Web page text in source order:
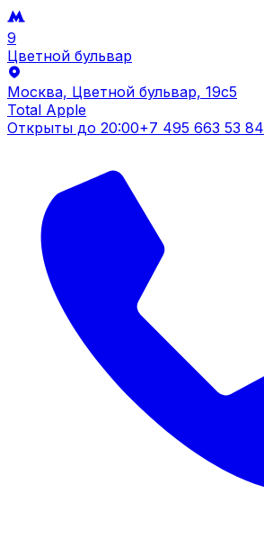
9
Цветной бульвар
Москва, Цветной бульвар, 19c5
Total Apple
Открыты до 20:00+7 495 663 53 84